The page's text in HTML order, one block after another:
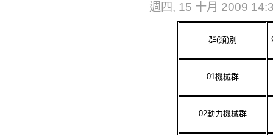
週四, 15 十月 2009
群(類)別
01機械群
02動力機械群